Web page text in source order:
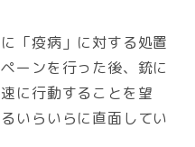
「疫病」に対する処置
ーンを行った後、銃に
に行動することを望
いらいらに直面してい